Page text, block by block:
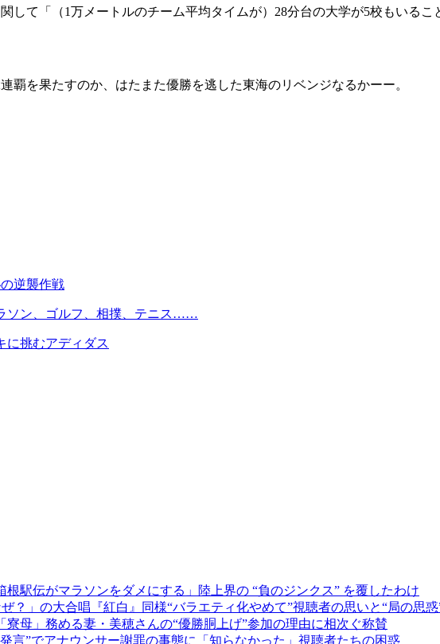
て「（1万メートルのチーム平均タイムが）28分台の大学が5校もいる
を果たすのか、はたまた優勝を逃した東海のリベンジなるかーー。
逆襲作戦
ソン、ゴルフ、相撲、テニス……
に挑むアディダス
駅伝がマラソンをダメにする」陸上界の “負のジンクス” を覆したわけ
？」の大合唱『紅白』同様“バラエティ化やめて”視聴者の思いと“局の思
寮母」務める妻・美穂さんの“優勝胴上げ”参加の理由に相次ぐ称賛
言”でアナウンサー謝罪の事態に「知らなかった」視聴者たちの困惑